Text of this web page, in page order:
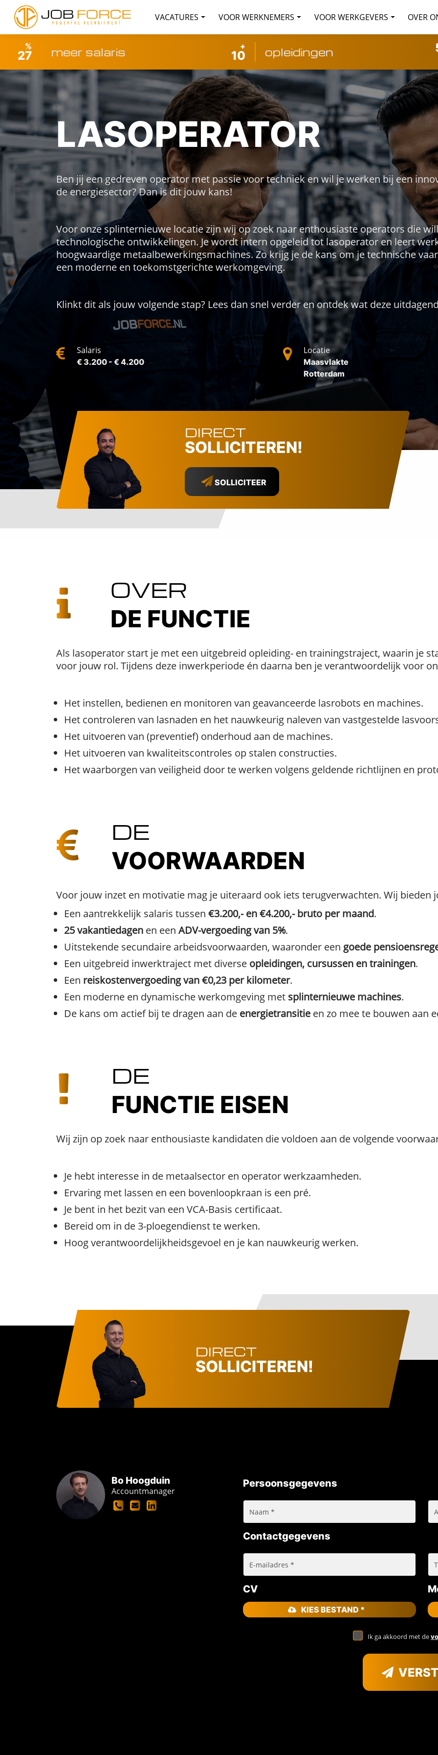
VACATURES VOOR WERKNEMERS VOOR WERKGEVERS OVER
%
27 meer salaris +
10 opleidingen
LASOPERATOR
Ben jij een gedreven operator met passie voor techniek en wil je werken bij een
de energiesector? Dan is dit jouw kans!
Voor onze splinternieuwe locatie zijn wij op zoek naar enthousiaste operators die
technologische ontwikkelingen. Je wordt intern opgeleid tot lasoperator en leert
hoogwaardige metaalbewerkingsmachines. Zo krijg je de kans om je technische
een moderne en toekomstgerichte werkomgeving.
Klinkt dit als jouw volgende stap? Lees dan snel verder en ontdek wat deze
Salaris
€ 3.200 - € 4.200
Locatie
Maasvlakte
Rotterdam
DIRECT
SOLLICITEREN!
SOLLICITEER
OVER
DE FUNCTIE
Als lasoperator start je met een uitgebreid opleiding- en trainingstraject, waarin je
voor jouw rol. Tijdens deze inwerkperiode én daarna ben je verantwoordelijk voor
Het instellen, bedienen en monitoren van geavanceerde lasrobots en machines.
Het controleren van lasnaden en het nauwkeurig naleven van vastgestelde
Het uitvoeren van (preventief) onderhoud aan de machines.
Het uitvoeren van kwaliteitscontroles op stalen constructies.
Het waarborgen van veiligheid door te werken volgens geldende richtlijnen en
DE
VOORWAARDEN
Voor jouw inzet en motivatie mag je uiteraard ook iets terugverwachten. Wij bieden
Een aantrekkelijk salaris tussen €3.200,- en €4.200,- bruto per maand.
25 vakantiedagen en een ADV-vergoeding van 5%.
Uitstekende secundaire arbeidsvoorwaarden, waaronder een goede
Een uitgebreid inwerktraject met diverse opleidingen, cursussen en trainingen.
Een reiskostenvergoeding van €0,23 per kilometer.
Een moderne en dynamische werkomgeving met splinternieuwe machines.
De kans om actief bij te dragen aan de energietransitie en zo mee te bouwen aan
DE
FUNCTIE EISEN
Wij zijn op zoek naar enthousiaste kandidaten die voldoen aan de volgende
Je hebt interesse in de metaalsector en operator werkzaamheden.
Ervaring met lassen en een bovenloopkraan is een pré.
Je bent in het bezit van een VCA-Basis certificaat.
Bereid om in de 3-ploegendienst te werken.
Hoog verantwoordelijkheidsgevoel en je kan nauwkeurig werken.
DIRECT
SOLLICITEREN!
Bo Hoogduin
Accountmanager
Persoonsgegevens
Contactgegevens
CV
KIES BESTAND *
Ik ga akkoord met de